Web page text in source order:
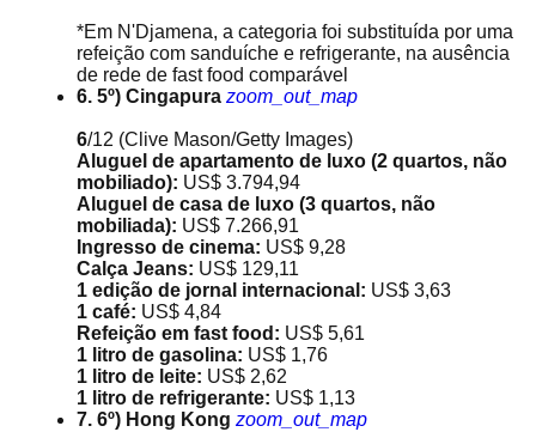
*Em N'Djamena, a categoria foi substituída por uma
refeição com sanduíche e refrigerante, na ausência
de rede de fast food comparável
6. 5º) Cingapura zoom_out_map
6/12 (Clive Mason/Getty Images)
Aluguel de apartamento de luxo (2 quartos, não
mobiliado): US$ 3.794,94
Aluguel de casa de luxo (3 quartos, não
mobiliada): US$ 7.266,91
Ingresso de cinema: US$ 9,28
Calça Jeans: US$ 129,11
1 edição de jornal internacional: US$ 3,63
1 café: US$ 4,84
Refeição em fast food: US$ 5,61
1 litro de gasolina: US$ 1,76
1 litro de leite: US$ 2,62
1 litro de refrigerante: US$ 1,13
7. 6º) Hong Kong zoom_out_map